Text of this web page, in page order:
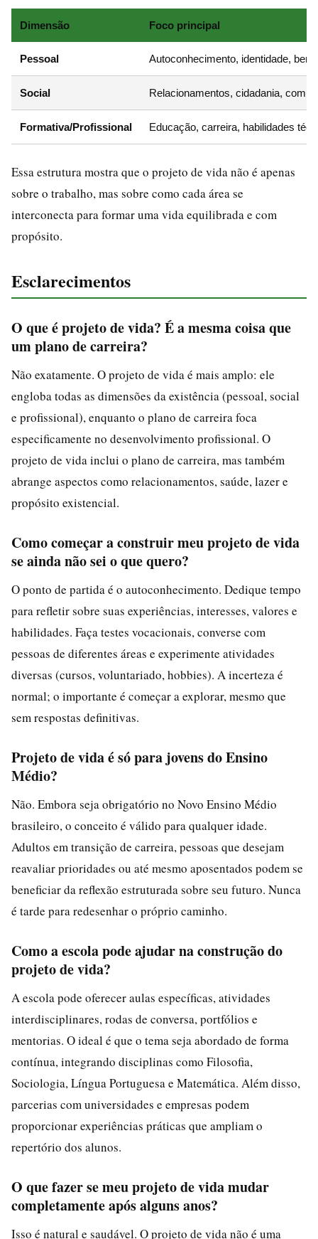
Dimensão Foco principal
Pessoal Autoconhecimento, identidade,
Social Relacionamentos, cidadania,
Formativa/Profissional Educação, carreira, habilidades
Essa estrutura mostra que o projeto de vida não é apenas
sobre o trabalho, mas sobre como cada área se
interconecta para formar uma vida equilibrada e com
propósito.
Esclarecimentos
O que é projeto de vida? É a mesma coisa que
um plano de carreira?
Não exatamente. O projeto de vida é mais amplo: ele
engloba todas as dimensões da existência (pessoal, social
e profissional), enquanto o plano de carreira foca
especificamente no desenvolvimento profissional. O
projeto de vida inclui o plano de carreira, mas também
abrange aspectos como relacionamentos, saúde, lazer e
propósito existencial.
Como começar a construir meu projeto de vida
se ainda não sei o que quero?
O ponto de partida é o autoconhecimento. Dedique tempo
para refletir sobre suas experiências, interesses, valores e
habilidades. Faça testes vocacionais, converse com
pessoas de diferentes áreas e experimente atividades
diversas (cursos, voluntariado, hobbies). A incerteza é
normal; o importante é começar a explorar, mesmo que
sem respostas definitivas.
Projeto de vida é só para jovens do Ensino
Médio?
Não. Embora seja obrigatório no Novo Ensino Médio
brasileiro, o conceito é válido para qualquer idade.
Adultos em transição de carreira, pessoas que desejam
reavaliar prioridades ou até mesmo aposentados podem se
beneficiar da reflexão estruturada sobre seu futuro. Nunca
é tarde para redesenhar o próprio caminho.
Como a escola pode ajudar na construção do
projeto de vida?
A escola pode oferecer aulas específicas, atividades
interdisciplinares, rodas de conversa, portfólios e
mentorias. O ideal é que o tema seja abordado de forma
contínua, integrando disciplinas como Filosofia,
Sociologia, Língua Portuguesa e Matemática. Além disso,
parcerias com universidades e empresas podem
proporcionar experiências práticas que ampliam o
repertório dos alunos.
O que fazer se meu projeto de vida mudar
completamente após alguns anos?
Isso é natural e saudável. O projeto de vida não é uma